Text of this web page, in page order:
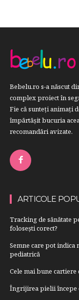
Bebelu.ro s-a născut
complex proiect în
Fie că sunteţi animaţi
împărtăşit bucuria
recomandări avizate.
ARTICOLE
Tracking de sănătate
folosești corect?
Semne care pot indica
pediatrică
Cele mai bune
Îngrijirea pielii începe